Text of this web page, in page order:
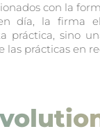
con la
día, la firma
práctica, sino
prácticas en